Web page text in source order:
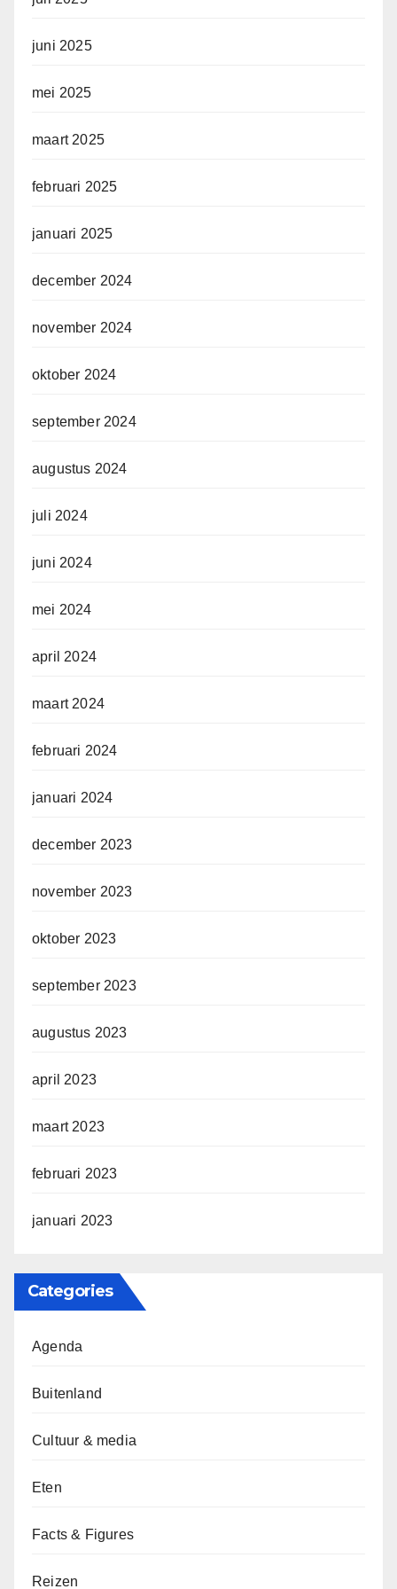
juni 2025
mei 2025
maart 2025
februari 2025
januari 2025
december 2024
november 2024
oktober 2024
september 2024
augustus 2024
juli 2024
juni 2024
mei 2024
april 2024
maart 2024
februari 2024
januari 2024
december 2023
november 2023
oktober 2023
september 2023
augustus 2023
april 2023
maart 2023
februari 2023
januari 2023
Categories
Agenda
Buitenland
Cultuur & media
Eten
Facts & Figures
Reizen